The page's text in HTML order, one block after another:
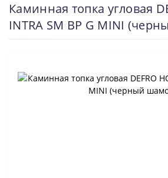
Каминная топка угловая
INTRA SM BP G MINI